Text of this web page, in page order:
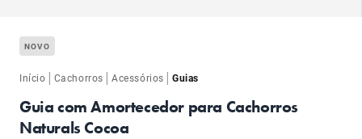
NOVO
Início | Cachorros |Acessórios |Guias
Guia com Amortecedor para Cachorros
Naturals Cocoa